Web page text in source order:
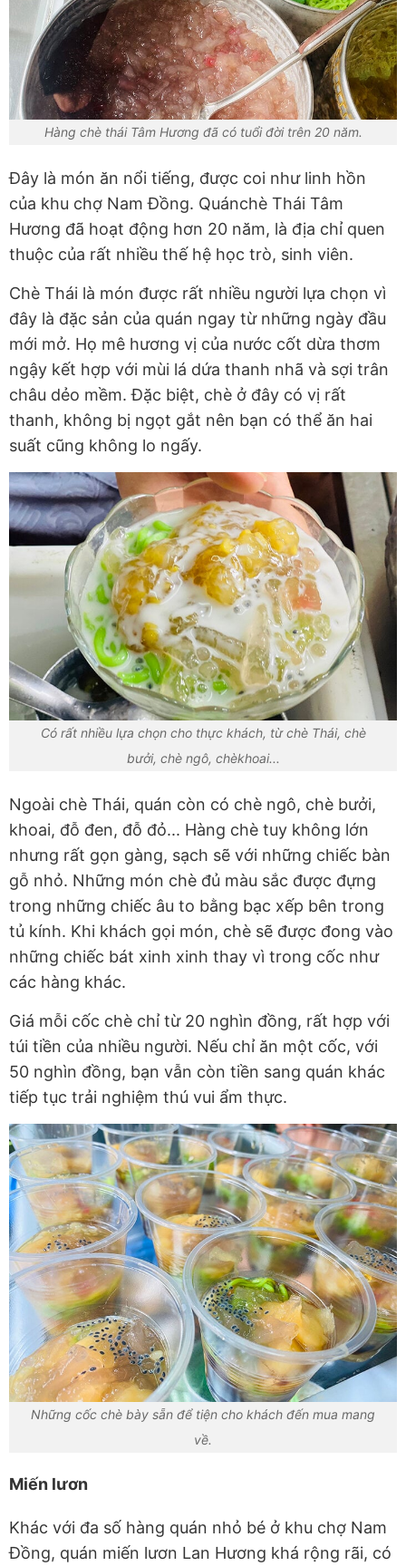
Hàng chè thái Tâm Hương đã có tuổi đời trên 20 năm.
Đây là món ăn nổi tiếng, được coi như linh hồn
của khu chợ Nam Đồng. Quánchè Thái Tâm
Hương đã hoạt động hơn 20 năm, là địa chỉ quen
thuộc của rất nhiều thế hệ học trò, sinh viên.
Chè Thái là món được rất nhiều người lựa chọn vì
đây là đặc sản của quán ngay từ những ngày đầu
mới mở. Họ mê hương vị của nước cốt dừa thơm
ngậy kết hợp với mùi lá dứa thanh nhã và sợi trân
châu dẻo mềm. Đặc biệt, chè ở đây có vị rất
thanh, không bị ngọt gắt nên bạn có thể ăn hai
suất cũng không lo ngấy.
Có rất nhiều lựa chọn cho thực khách, từ chè Thái, chè
bưởi, chè ngô, chèkhoai...
Ngoài chè Thái, quán còn có chè ngô, chè bưởi,
khoai, đỗ đen, đỗ đỏ... Hàng chè tuy không lớn
nhưng rất gọn gàng, sạch sẽ với những chiếc bàn
gỗ nhỏ. Những món chè đủ màu sắc được đựng
trong những chiếc âu to bằng bạc xếp bên trong
tủ kính. Khi khách gọi món, chè sẽ được đong vào
những chiếc bát xinh xinh thay vì trong cốc như
các hàng khác.
Giá mỗi cốc chè chỉ từ 20 nghìn đồng, rất hợp với
túi tiền của nhiều người. Nếu chỉ ăn một cốc, với
50 nghìn đồng, bạn vẫn còn tiền sang quán khác
tiếp tục trải nghiệm thú vui ẩm thực.
Những cốc chè bày sẵn để tiện cho khách đến mua mang
về.
Miến lươn
Khác với đa số hàng quán nhỏ bé ở khu chợ Nam
Đồng, quán miến lươn Lan Hương khá rộng rãi, có